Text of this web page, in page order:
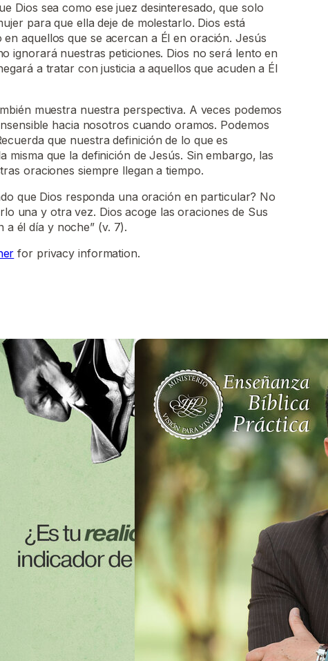
Dios sea como ese juez desinteresado, que solo
para que ella deje de molestarlo. Dios está
aquellos que se acercan a Él en oración. Jesús
ignorará nuestras peticiones. Dios no será lento en
a tratar con justicia a aquellos que acuden a Él
muestra nuestra perspectiva. A veces podemos
hacia nosotros cuando oramos. Podemos
que nuestra definición de lo que es
misma que la definición de Jesús. Sin embargo, las
oraciones siempre llegan a tiempo.
que Dios responda una oración en particular? No
una y otra vez. Dios acoge las oraciones de Sus
a él día y noche” (v. 7).
for privacy information.